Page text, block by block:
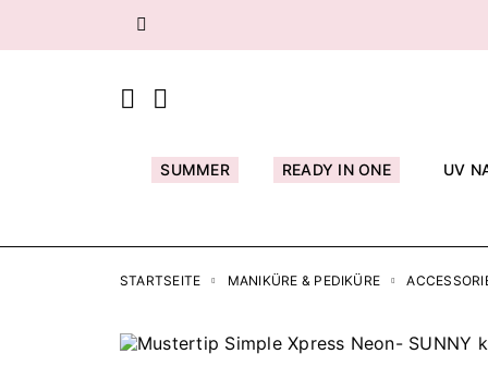
Zurück
SUMMER READY IN ONE UV
STARTSEITE MANIKÜRE & PEDIKÜRE